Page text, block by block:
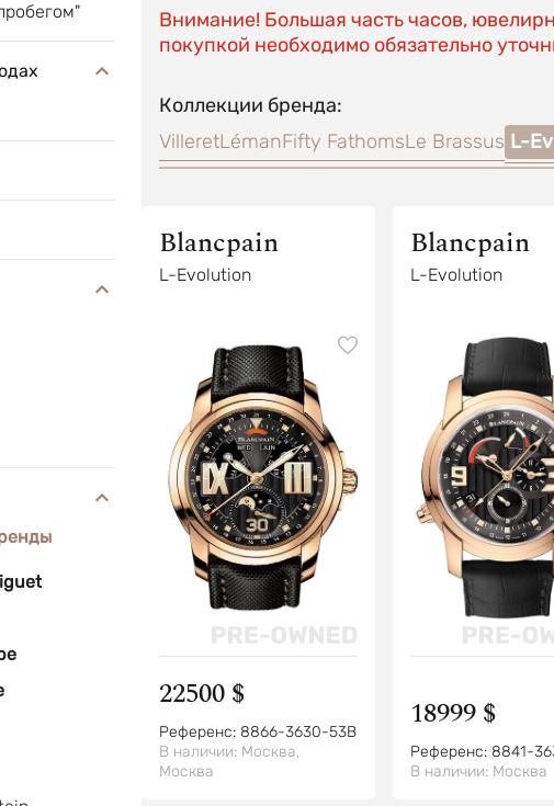
Внимание! Большая часть часов,
покупкой необходимо обязательно
Коллекции бренда:
VilleretLémanFifty FathomsLe Brassus L-
Blancpain
L-Evolution
22500 $
Референс: 8866-3630-53B
В наличии: Москва,
Москва
Blancpain
L-Evolution
18999 $
Референс: 8841-
В наличии: Москва